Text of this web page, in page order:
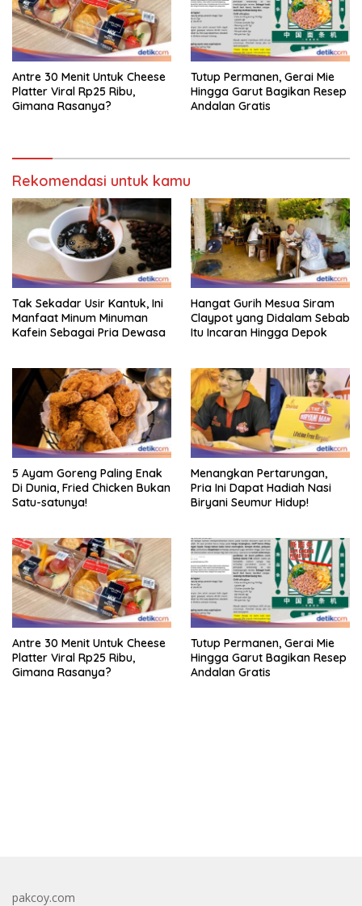
Antre 30 Menit Untuk Cheese
Platter Viral Rp25 Ribu,
Gimana Rasanya?
Tutup Permanen, Gerai Mie
Hingga Garut Bagikan Resep
Andalan Gratis
Rekomendasi untuk kamu
Tak Sekadar Usir Kantuk, Ini
Manfaat Minum Minuman
Kafein Sebagai Pria Dewasa
Hangat Gurih Mesua Siram
Claypot yang Didalam Sebab
Itu Incaran Hingga Depok
5 Ayam Goreng Paling Enak
Di Dunia, Fried Chicken Bukan
Satu-satunya!
Menangkan Pertarungan,
Pria Ini Dapat Hadiah Nasi
Biryani Seumur Hidup!
Antre 30 Menit Untuk Cheese
Platter Viral Rp25 Ribu,
Gimana Rasanya?
Tutup Permanen, Gerai Mie
Hingga Garut Bagikan Resep
Andalan Gratis
pakcoy.com